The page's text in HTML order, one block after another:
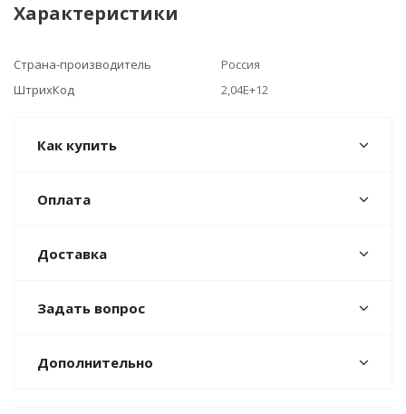
Характеристики
Страна-производитель
Россия
ШтрихКод
2,04E+12
Как купить
Оплата
Доставка
Задать вопрос
Дополнительно